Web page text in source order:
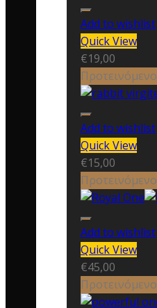
Add to wishlist
Quick View
€19,00
Προτεινόμενο
Add to wishlist
Quick View
€15,00
Προτεινόμενο
Add to wishlist
Quick View
€45,00
Προτεινόμενο